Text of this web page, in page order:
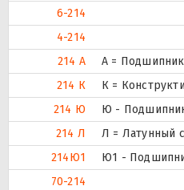
6-214
4-214
214 А
А =
214 К
К =
214 Ю
Ю -
214 Л
Л = Латунный
214Ю1
Ю1 -
70-214